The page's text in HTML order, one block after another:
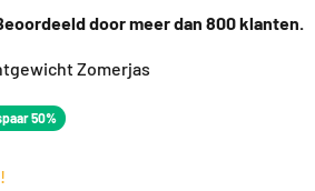
door meer dan 800 klanten.
Zomerjas
50%